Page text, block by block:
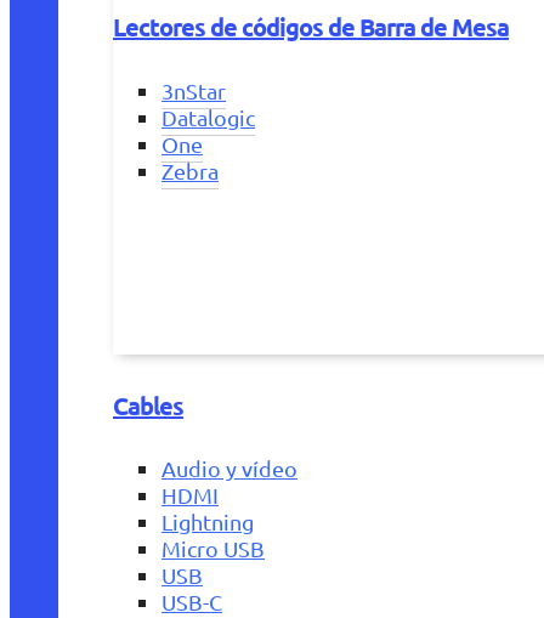
Lectores de códigos de Barra de Mesa
3nStar
Datalogic
One
Zebra
Cables
Audio y vídeo
HDMI
Lightning
Micro USB
USB
USB-C